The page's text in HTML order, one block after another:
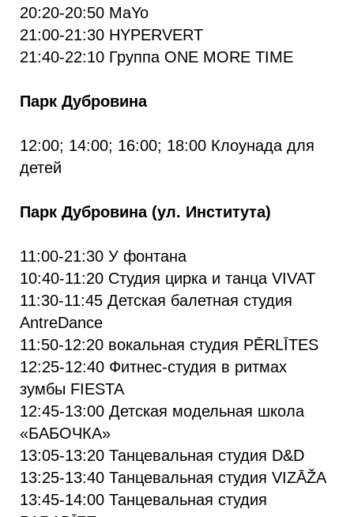
20:20-20:50 MaYo
21:00-21:30 HYPERVERT
21:40-22:10 Группа ONE MORE TIME
Парк Дубровина
12:00; 14:00; 16:00; 18:00 Клоунада для
детей
Парк Дубровина (ул. Института)
11:00-21:30 У фонтана
10:40-11:20 Студия цирка и танца VIVAT
11:30-11:45 Детская балетная студия
AntreDance
11:50-12:20 вокальная студия PĒRLĪTES
12:25-12:40 Фитнес-студия в ритмах
зумбы FIESTA
12:45-13:00 Детская модельная школа
«БАБОЧКА»
13:05-13:20 Танцевальная студия D&D
13:25-13:40 Танцевальная студия VIZĀŽA
13:45-14:00 Танцевальная студия